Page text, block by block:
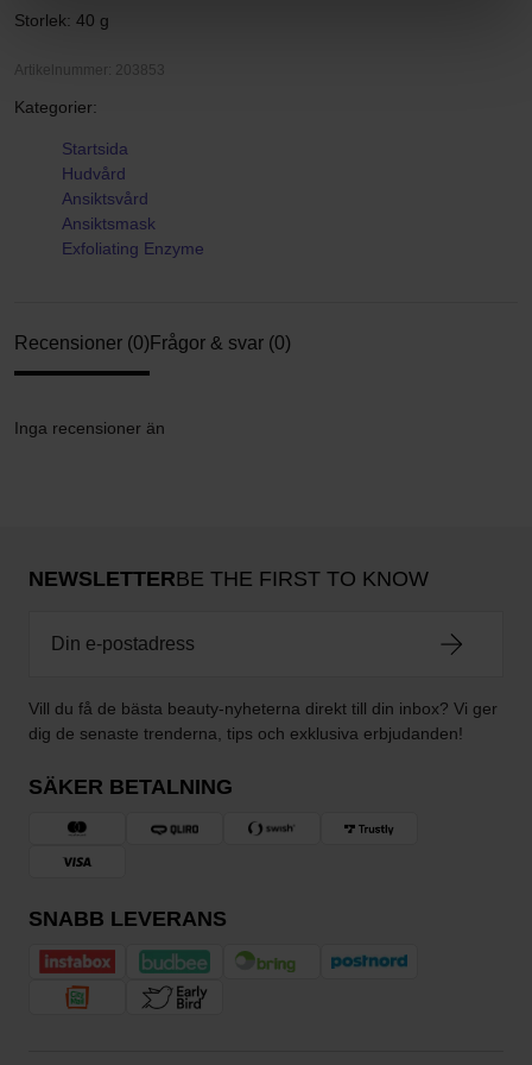
Storlek: 40 g
Artikelnummer: 203853
Kategorier:
Startsida
Hudvård
Ansiktsvård
Ansiktsmask
Exfoliating Enzyme
Recensioner (0) Frågor & svar (0)
Inga recensioner än
NEWSLETTERBE THE FIRST TO KNOW
Vill du få de bästa beauty-nyheterna direkt till din inbox? Vi ger
dig de senaste trenderna, tips och exklusiva erbjudanden!
SÄKER BETALNING
SNABB LEVERANS